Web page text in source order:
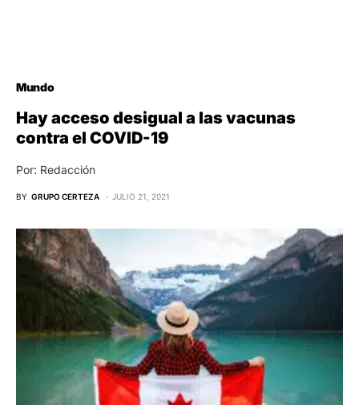
Mundo
Hay acceso desigual a las vacunas
contra el COVID-19
Por: Redacción
BY GRUPO CERTEZA JULIO 21, 2021